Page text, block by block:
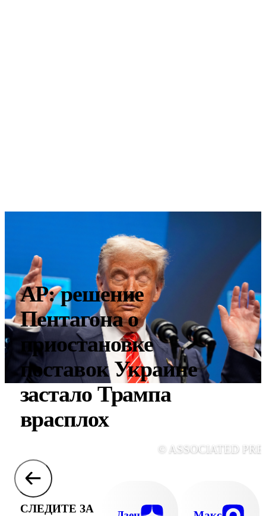
AP: решение
Пентагона о
приостановке
поставок Украине
застало Трампа
врасплох
© ASSOCIATED
СЛЕДИТЕ ЗА